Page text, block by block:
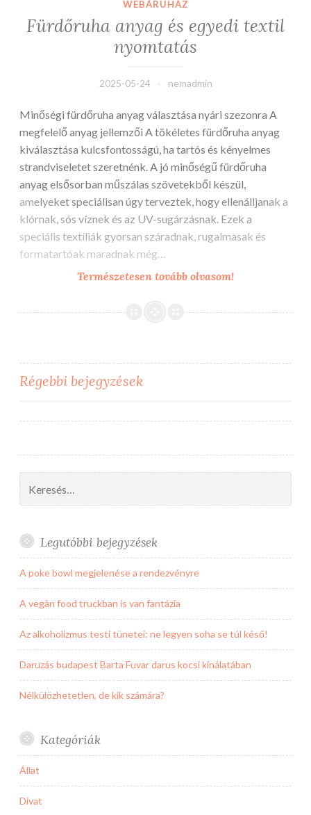
WEBÁRUHÁZ
Fürdőruha anyag és egyedi textil
nyomtatás
2025-05-24 nemadmin
Minőségi fürdőruha anyag választása nyári szezonra A
megfelelő anyag jellemzői A tökéletes fürdőruha anyag
kiválasztása kulcsfontosságú, ha tartós és kényelmes
strandviseletet szeretnénk. A jó minőségű fürdőruha
anyag elsősorban műszálas szövetekből készül,
amelyeket speciálisan úgy terveztek, hogy ellenálljanak a
klórnak, sós víznek és az UV-sugárzásnak. Ezek a
speciális textíliák gyorsan száradnak, rugalmasak és
formatartóak maradnak még…
Természetesen tovább olvasom!Fürdőruha
és
nyomtatás
Bejegyzés
navigáció
Régebbi bejegyzések
Legutóbbi bejegyzések
A poke bowl megjelenése a rendezvényre
A vegàn food truckban is van fantázia
Az alkoholizmus testi tünetei: ne legyen soha se túl késő!
Daruzás budapest Barta Fuvar darus kocsi kínálatában
Nélkülözhetetlen, de kik számára?
Kategóriák
Állat
Divat